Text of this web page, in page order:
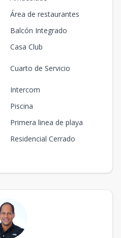
Área de restaurantes
Balcón Integrado
Casa Club
Cuarto de Servicio
Intercom
Piscina
Primera linea de playa
Residencial Cerrado